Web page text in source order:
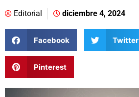
Editorial diciembre 4, 2024
Facebook Twitter
Pinterest